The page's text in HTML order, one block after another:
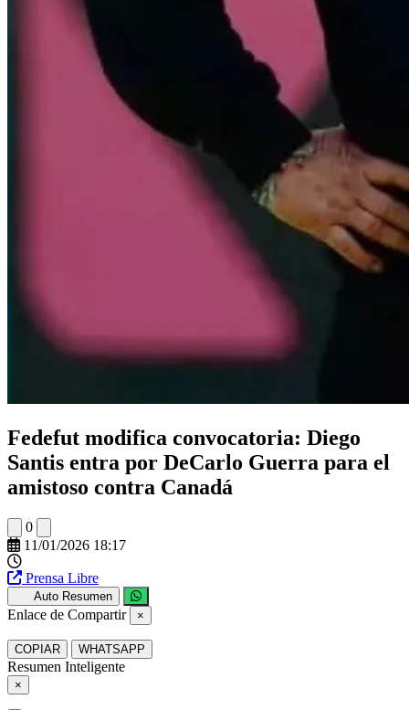
Fedefut modifica convocatoria: Diego
Santis entra por DeCarlo Guerra para el
amistoso contra Canadá
0
11/01/2026 18:17
Prensa Libre
Auto Resumen
Enlace de Compartir ×
COPIAR WHATSAPP
Resumen Inteligente
×